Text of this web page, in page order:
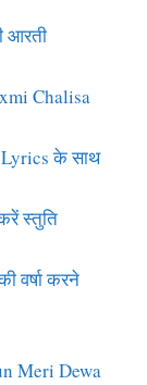
आरती
Chalisa
Lyrics के साथ
स्तुति
वर्षा करने
Meri Dewa